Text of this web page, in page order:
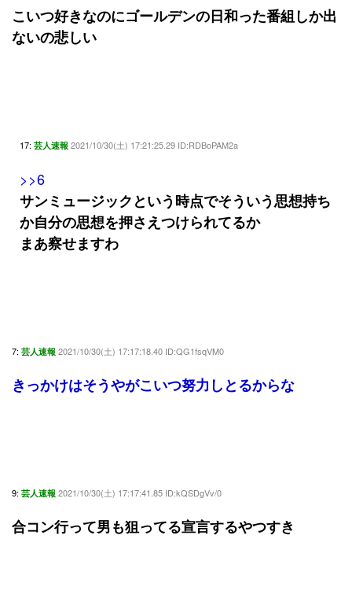
こいつ好きなのにゴールデンの日和った番組しか出
ないの悲しい
17: 芸人速報 2021/10/30(土) 17:21:25.29 ID:RDBoPAM2a
>>6
サンミュージックという時点でそういう思想持ち
か自分の思想を押さえつけられてるか
まあ察せますわ
7: 芸人速報 2021/10/30(土) 17:17:18.40 ID:QG1fsqVM0
きっかけはそうやがこいつ努力しとるからな
9: 芸人速報 2021/10/30(土) 17:17:41.85 ID:kQSDgVv/0
合コン行って男も狙ってる宣言するやつすき